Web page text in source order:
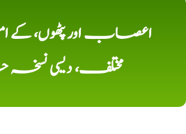
اعصاب اور پٹھوں، کے
مختلف، دیسی